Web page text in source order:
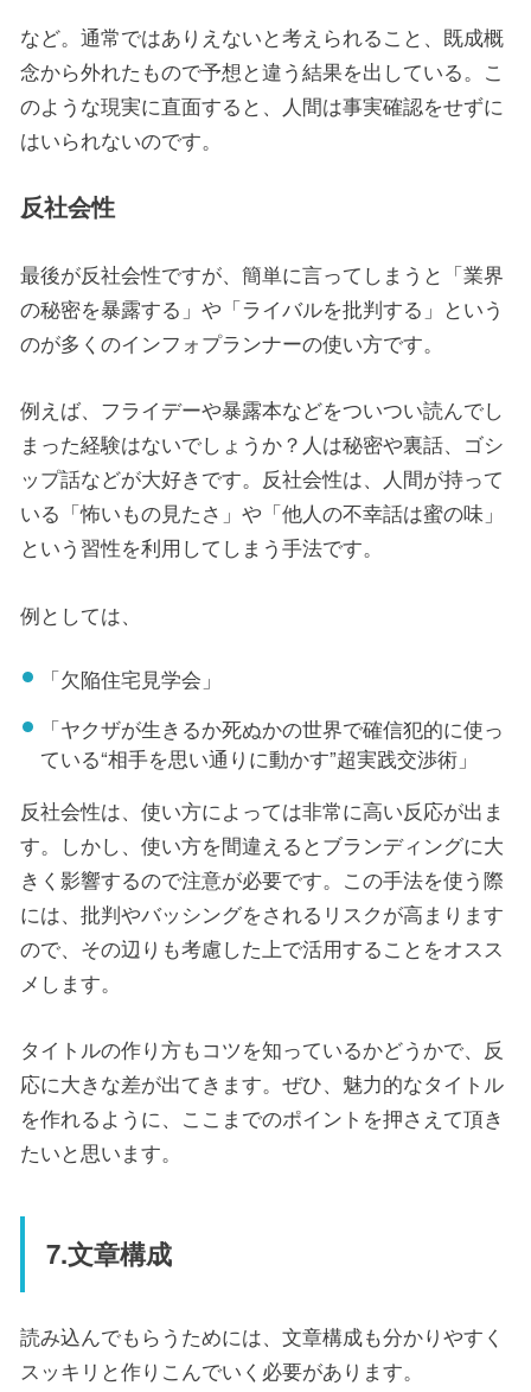
など。通常ではありえないと考えられること、既成概
念から外れたもので予想と違う結果を出している。こ
のような現実に直面すると、人間は事実確認をせずに
はいられないのです。
反社会性
最後が反社会性ですが、簡単に言ってしまうと「業界
の秘密を暴露する」や「ライバルを批判する」という
のが多くのインフォプランナーの使い方です。
例えば、フライデーや暴露本などをついつい読んでし
まった経験はないでしょうか？人は秘密や裏話、ゴシ
ップ話などが大好きです。反社会性は、人間が持って
いる「怖いもの見たさ」や「他人の不幸話は蜜の味」
という習性を利用してしまう手法です。
例としては、
「欠陥住宅見学会」
「ヤクザが生きるか死ぬかの世界で確信犯的に使っ
ている“相手を思い通りに動かす”超実践交渉術」
反社会性は、使い方によっては非常に高い反応が出ま
す。しかし、使い方を間違えるとブランディングに大
きく影響するので注意が必要です。この手法を使う際
には、批判やバッシングをされるリスクが高まります
ので、その辺りも考慮した上で活用することをオスス
メします。
タイトルの作り方もコツを知っているかどうかで、反
応に大きな差が出てきます。ぜひ、魅力的なタイトル
を作れるように、ここまでのポイントを押さえて頂き
たいと思います。
7.文章構成
読み込んでもらうためには、文章構成も分かりやすく
スッキリと作りこんでいく必要があります。